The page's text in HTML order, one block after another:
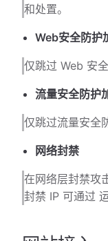
和处置。
Web安全防护
仅跳过 Web 安
流量安全防护
仅跳过流量安全
网络封禁
在网络层封禁攻
封禁 IP 可通过